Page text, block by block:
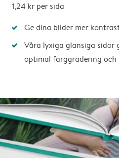
1,24 kr per sida
Ge dina bilder mer
Våra lyxiga glansiga sidor
optimal färggradering och